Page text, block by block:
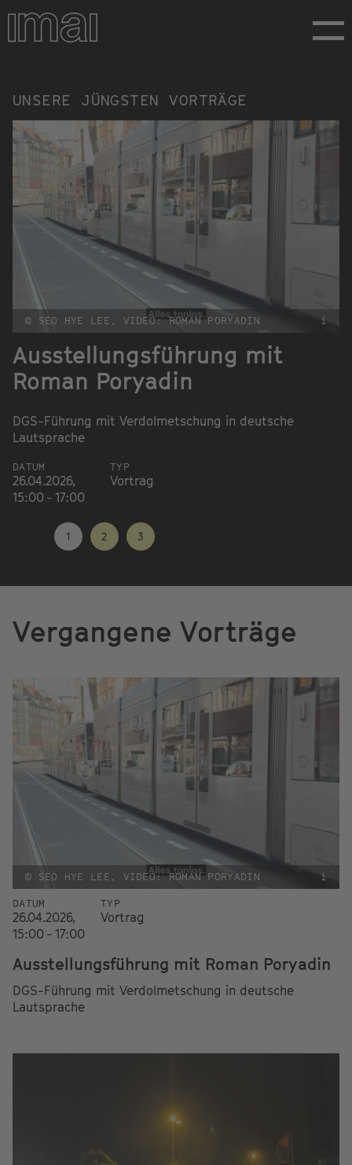
Direkt
zum
Inhalt
UNSERE JÜNGSTEN VORTRÄGE
© SEO HYE LEE, VIDEO: ROMAN PORYADIN i
DATUM
26.04.2026,
15:00 - 17:00
TYP
Vortrag
Ausstellungsführung mit
Roman Poryadin
DGS-Führung mit Verdolmetschung in deutsche
Lautsprache
1 2 3
Vergangene Vorträge
© SEO HYE LEE, VIDEO: ROMAN PORYADIN i
DATUM
26.04.2026,
15:00 - 17:00
TYP
Vortrag
Ausstellungsführung mit Roman Poryadin
DGS-Führung mit Verdolmetschung in deutsche
Lautsprache